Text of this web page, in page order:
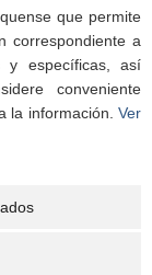
que permite
correspondiente a
y específicas, así
conveniente
la información. Ver